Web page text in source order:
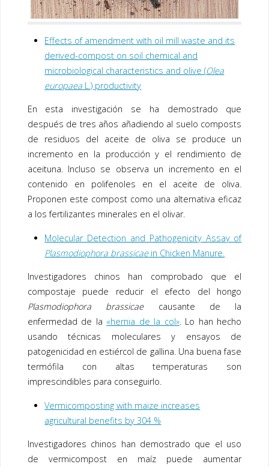
Effects of amendment with oil mill waste and its
derived-compost on soil chemical and
microbiological characteristics and olive (Olea
europaea L.) productivity
En esta investigación se ha demostrado que
después de tres años añadiendo al suelo composts
de residuos del aceite de oliva se produce un
incremento en la producción y el rendimiento de
aceituna. Incluso se observa un incremento en el
contenido en polifenoles en el aceite de oliva.
Proponen este compost como una alternativa eficaz
a los fertilizantes minerales en el olivar.
Molecular Detection and Pathogenicity Assay of
Plasmodiophora brassicaein Chicken Manure.
Investigadores chinos han comprobado que el
compostaje puede reducir el efecto del hongo
Plasmodiophora brassicaecausante de la
enfermedad de la «hernia de la col». Lo han hecho
usando técnicas moleculares y ensayos de
patogenicidad en estiércol de gallina. Una buena fase
termófila con altas temperaturas son
imprescindibles para conseguirlo.
Vermicomposting with maize increases
agricultural benefits by 304 %
Investigadores chinos han demostrado que el uso
de vermicompost en maíz puede aumentar